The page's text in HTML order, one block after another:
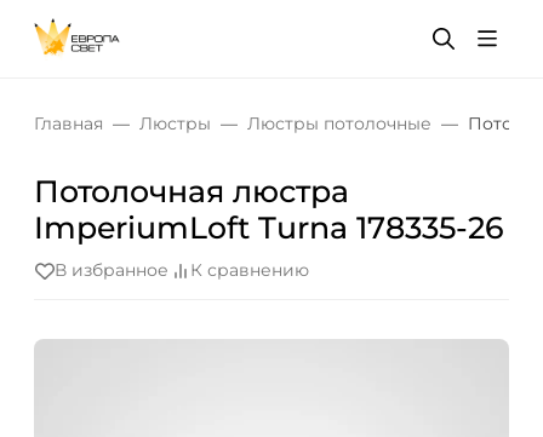
Главная Люстры Люстры потолочные
Потолочная люстра
ImperiumLoft Turna 178335-26
В избранное К сравнению